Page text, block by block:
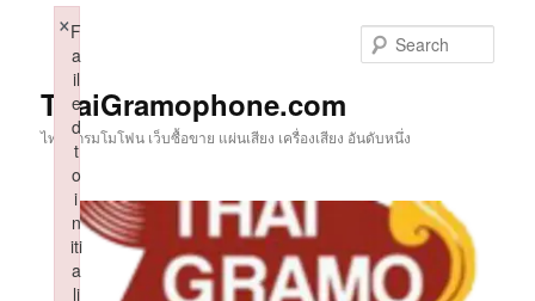
ThaiGramophone.com
ไทยแกรมโมโฟน เว็บซื้อขาย แผ่นเสียง เครื่องเสียง อันดับหนึ่ง
F
a
il
e
d
t
o
i
n
iti
a
li
×